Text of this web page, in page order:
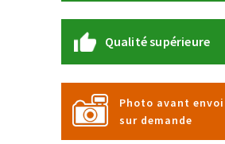
Qualité supérieure
Photo avant envoi
sur demande